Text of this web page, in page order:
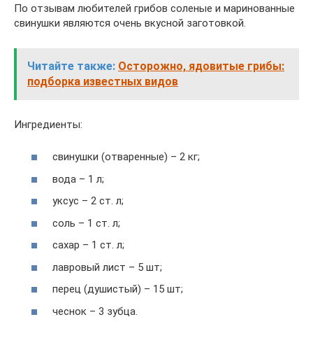
По отзывам любителей грибов соленые и маринованные
свинушки являются очень вкусной заготовкой.
Читайте также: Осторожно, ядовитые грибы:
подборка известных видов
Ингредиенты:
свинушки (отваренные) – 2 кг;
вода – 1 л;
уксус – 2 ст. л;
соль – 1 ст. л;
сахар – 1 ст. л;
лавровый лист – 5 шт;
перец (душистый) – 15 шт;
чеснок – 3 зубца.